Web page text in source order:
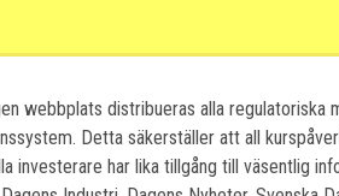
webbplats distribueras alla regulatoriska
Detta säkerställer att all
investerare har lika tillgång till väsentlig